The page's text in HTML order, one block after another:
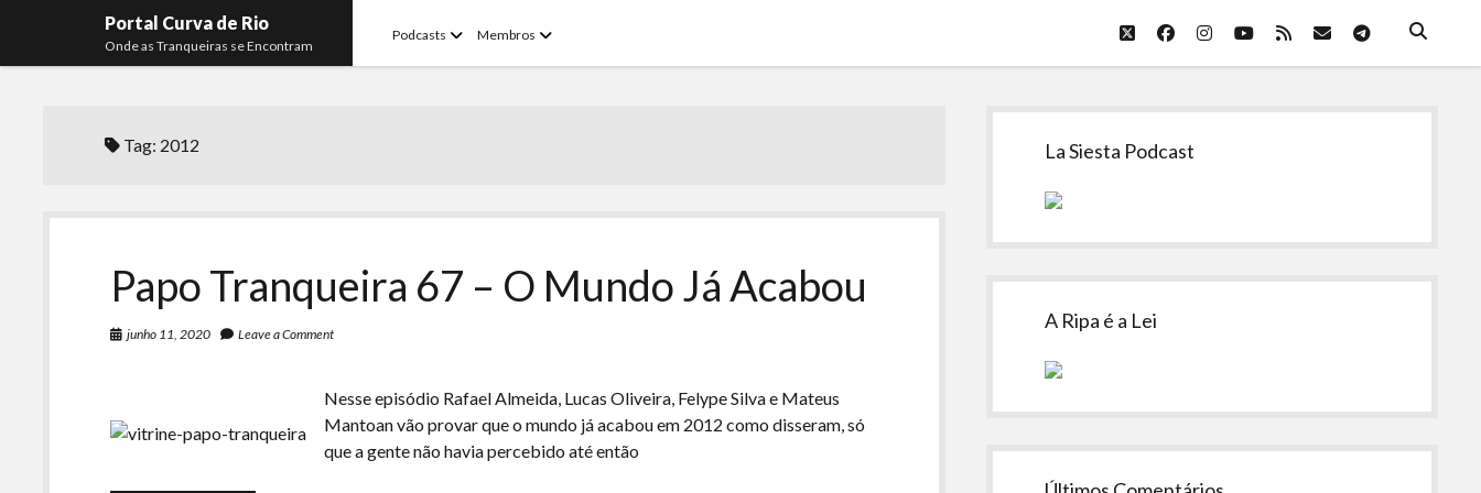
Portal Curva de Rio
Onde as Tranqueiras se Encontram
Podcasts openMembros open
twitterfacebookinstagram
youtube
rss emailtelegram
Tag: 2012
Papo Tranqueira 67 – O Mundo Já Acabou
junho 11, 2020 Leave a Comment
Nesse episódio Rafael Almeida, Lucas Oliveira, Felype Silva e Mateus
Mantoan vão provar que o mundo já acabou em 2012 como disseram, só
que a gente não havia percebido até então
Sidebar
La Siesta Podcast
A Ripa é a Lei